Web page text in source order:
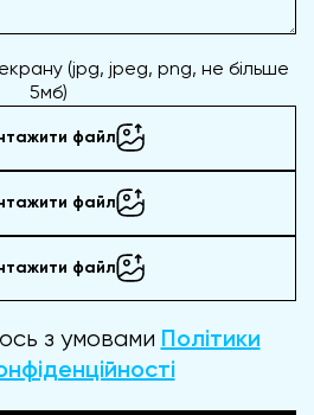
(jpg, jpeg, png, не більше
5мб)
файл
файл
файл
з умовами Політики